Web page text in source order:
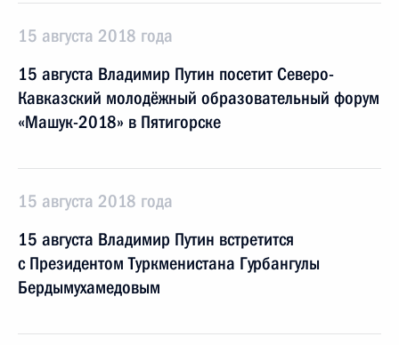
15 августа 2018 года
15 августа Владимир Путин посетит Северо-
Кавказский молодёжный образовательный форум
«Машук-2018» в Пятигорске
15 августа 2018 года
15 августа Владимир Путин встретится
с Президентом Туркменистана Гурбангулы
Бердымухамедовым